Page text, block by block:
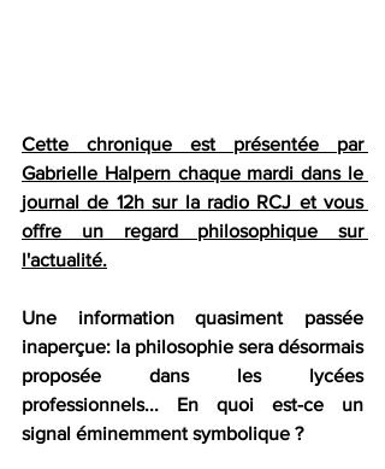
Cette chronique est présentée par
Gabrielle Halpern chaque mardi dans le
journal de 12h sur la radio RCJ et vous
offre un regard philosophique sur
l'actualité.
Une information quasiment passée
inaperçue: la philosophie sera désormais
proposée dans les lycées
professionnels... En quoi est-ce un
signal éminemment symbolique ?